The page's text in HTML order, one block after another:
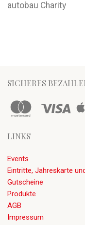
autobau Charity
SICHERES
LINKS
Events
Eintritte, Jahreskarte
Gutscheine
Produkte
AGB
Impressum